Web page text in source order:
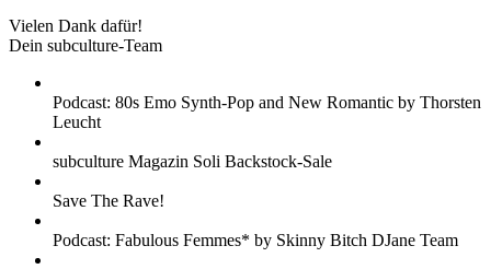
Vielen Dank dafür!
Dein subculture-Team
Podcast: 80s Emo Synth-Pop and New Romantic by Thorsten
Leucht
subculture Magazin Soli Backstock-Sale
Save The Rave!
Podcast: Fabulous Femmes* by Skinny Bitch DJane Team